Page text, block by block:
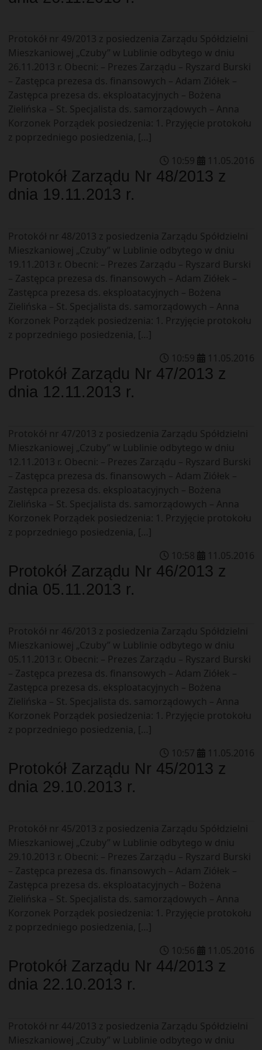
Protokół nr 49/2013 z posiedzenia Zarządu Spółdzielni
Mieszkaniowej „Czuby” w Lublinie odbytego w dniu
26.11.2013 r. Obecni: – Prezes Zarządu – Ryszard Burski
– Zastępca prezesa ds. finansowych – Adam Ziółek –
Zastępca prezesa ds. eksploatacyjnych – Bożena
Zielińska – St. Specjalista ds. samorządowych – Anna
Korzonek Porządek posiedzenia: 1. Przyjęcie protokołu
z poprzedniego posiedzenia, […]
10:59 11 .05.2016
Protokół Zarządu Nr 48/2013 z
dnia 19.11.2013 r.
Protokół nr 48/2013 z posiedzenia Zarządu Spółdzielni
Mieszkaniowej „Czuby” w Lublinie odbytego w dniu
19.11.2013 r. Obecni: – Prezes Zarządu – Ryszard Burski
– Zastępca prezesa ds. finansowych – Adam Ziółek –
Zastępca prezesa ds. eksploatacyjnych – Bożena
Zielińska – St. Specjalista ds. samorządowych – Anna
Korzonek Porządek posiedzenia: 1. Przyjęcie protokołu
z poprzedniego posiedzenia, […]
10:59 11 .05.2016
Protokół Zarządu Nr 47/2013 z
dnia 12.11.2013 r.
Protokół nr 47/2013 z posiedzenia Zarządu Spółdzielni
Mieszkaniowej „Czuby” w Lublinie odbytego w dniu
12.11.2013 r. Obecni: – Prezes Zarządu – Ryszard Burski
– Zastępca prezesa ds. finansowych – Adam Ziółek –
Zastępca prezesa ds. eksploatacyjnych – Bożena
Zielińska – St. Specjalista ds. samorządowych – Anna
Korzonek Porządek posiedzenia: 1. Przyjęcie protokołu
z poprzedniego posiedzenia, […]
10:58 11 .05.2016
Protokół Zarządu Nr 46/2013 z
dnia 05.11.2013 r.
Protokół nr 46/2013 z posiedzenia Zarządu Spółdzielni
Mieszkaniowej „Czuby” w Lublinie odbytego w dniu
05.11.2013 r. Obecni: – Prezes Zarządu – Ryszard Burski
– Zastępca prezesa ds. finansowych – Adam Ziółek –
Zastępca prezesa ds. eksploatacyjnych – Bożena
Zielińska – St. Specjalista ds. samorządowych – Anna
Korzonek Porządek posiedzenia: 1. Przyjęcie protokołu
z poprzedniego posiedzenia, […]
10:57 11 .05.2016
Protokół Zarządu Nr 45/2013 z
dnia 29.10.2013 r.
Protokół nr 45/2013 z posiedzenia Zarządu Spółdzielni
Mieszkaniowej „Czuby” w Lublinie odbytego w dniu
29.10.2013 r. Obecni: – Prezes Zarządu – Ryszard Burski
– Zastępca prezesa ds. finansowych – Adam Ziółek –
Zastępca prezesa ds. eksploatacyjnych – Bożena
Zielińska – St. Specjalista ds. samorządowych – Anna
Korzonek Porządek posiedzenia: 1. Przyjęcie protokołu
z poprzedniego posiedzenia, […]
10:56 11 .05.2016
Protokół Zarządu Nr 44/2013 z
dnia 22.10.2013 r.
Protokół nr 44/2013 z posiedzenia Zarządu Spółdzielni
Mieszkaniowej „Czuby” w Lublinie odbytego w dniu